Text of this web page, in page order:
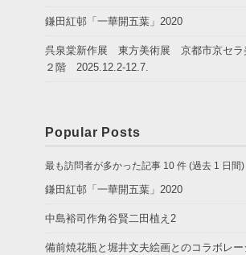
鎌田紅邨「一華開五葉」2020
呉泉棠新作展 東方美術展 京都市京セラ
２階 2025.12.2-12.7.
Popular Posts
最も訪問者が多かった記事 10 件 (過去 1 日間)
鎌田紅邨「一華開五葉」2020
中島裕司作角谷賢二田植え2
備前焼花瓶と堀井文夫絵画とのコラボレ